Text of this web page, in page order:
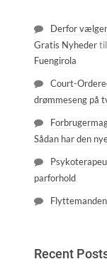
Derfor vælger
Gratis Nyhedertil
Fuengirola
Court-
drømmeseng på
Sådan har den
parforhold
Flyttemanden
Recent